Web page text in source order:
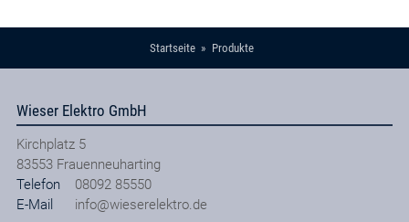
Startseite Produkte
Wieser Elektro GmbH
Kirchplatz 5
83553 Frauenneuharting
Telefon
08092 85550
E-Mail
info@wieserelektro.de